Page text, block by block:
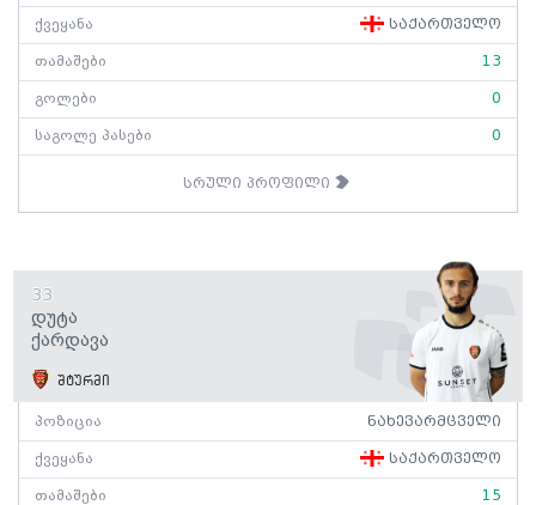
ქვეყანა საქართველო
თამაშები 13
გოლები 0
საგოლე პასები 0
სრული პროფილი
33
Დუტა
Ქარდავა
შტურმი
პოზიცია ნახევარმცველი
ქვეყანა საქართველო
თამაშები 15